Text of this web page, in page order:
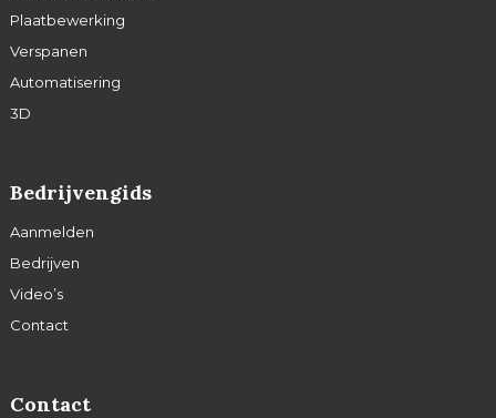
Plaatbewerking
Verspanen
Automatisering
3D
Bedrijvengids
Aanmelden
Bedrijven
Video’s
Contact
Contact